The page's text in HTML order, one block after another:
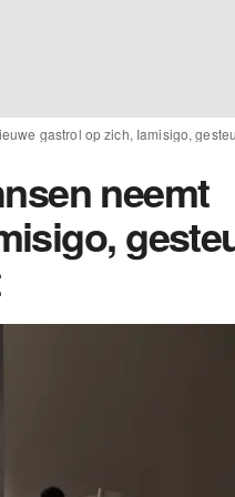
gastrol op zich, Iamisigo,
neemt